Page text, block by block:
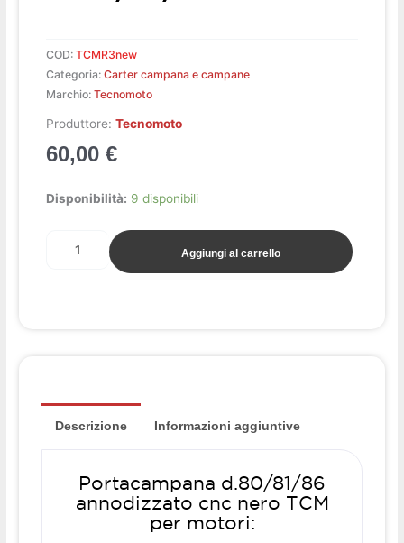
COD:TCMR3new
Categoria:Carter campana e campane
Marchio:Tecnomoto
Produttore:Tecnomoto
60,00€
Disponibilità: 9 disponibili
Carter
Aggiungi al carrello
Descrizione Informazioni aggiuntive
Portacampana d.80/81/86
annodizzato cnc nero TCM
per motori: